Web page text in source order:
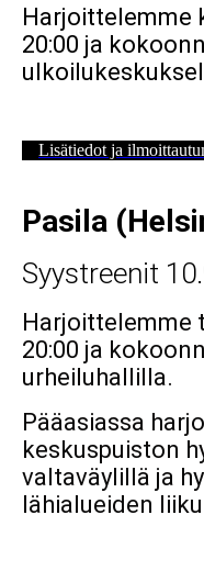
Harjoittelemme
20:00 ja
Lisätiedot ja
Pasila
Syystreenit
Harjoittelemme
20:00 ja
urheiluhallilla.
Pääasiassa
keskuspuiston
valtaväylillä ja
lähialueiden